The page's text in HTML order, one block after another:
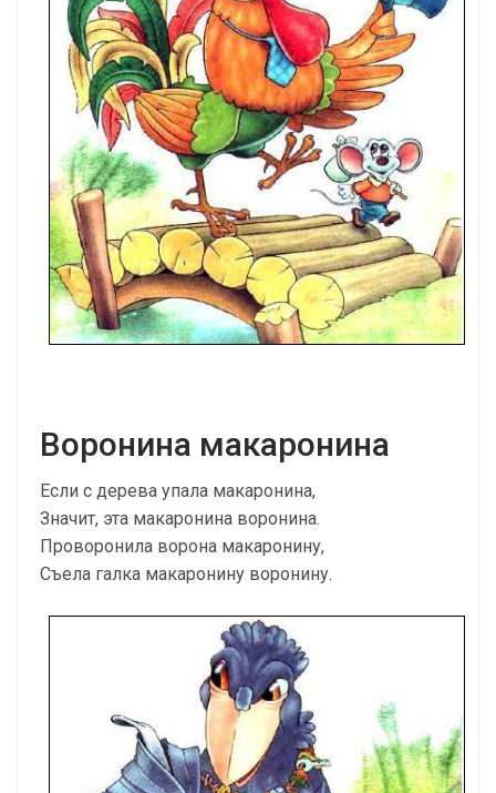
Воронина макаронина
Если с дерева упала макаронина,
Значит, эта макаронина воронина.
Проворонила ворона макаронину,
Съела галка макаронину воронину.